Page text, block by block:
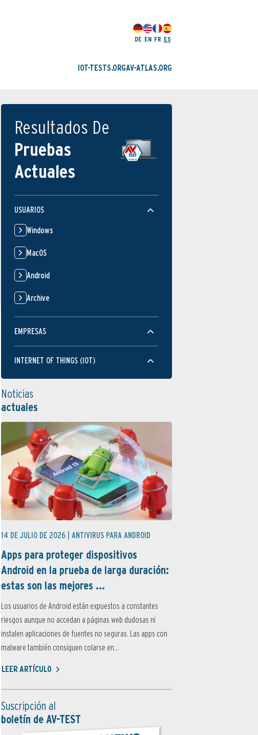
DE EN FR ES
IOT-TESTS.ORGAV-ATLAS.ORG
Resultados De
Pruebas
Actuales
USUARIOS
Windows
MacOS
Android
Archive
EMPRESAS
INTERNET OF THINGS (IOT)
Noticias
actuales
14 DE JULIO DE 2026 | ANTIVIRUS PARA ANDROID
Apps para proteger dispositivos
Android en la prueba de larga duración:
estas son las mejores ...
Los usuarios de Android están expuestos a constantes
riesgos aunque no accedan a páginas web dudosas ni
instalen aplicaciones de fuentes no seguras. Las apps con
malware también consiguen colarse en...
LEER ARTÍCULO
Suscripción al
boletín de AV-TEST